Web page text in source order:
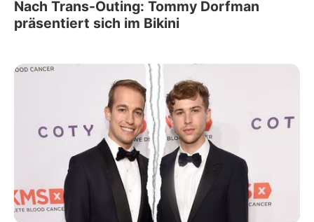
Nach Trans-Outing: Tommy Dorfman
präsentiert sich im Bikini